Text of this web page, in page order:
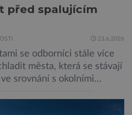
před spalujícím
23.6.2026
se odborníci stále více
města, která se stávají
srovnání s okolními